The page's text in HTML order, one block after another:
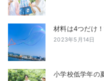
材料は4つだけ
2023年5月14日
小学校低学年の